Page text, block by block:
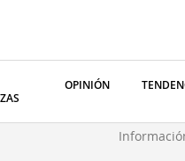
OPINIÓN